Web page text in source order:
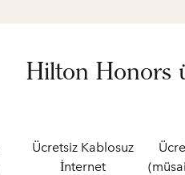
Hilton Honors
Ücretsiz Kablosuz
İnternet